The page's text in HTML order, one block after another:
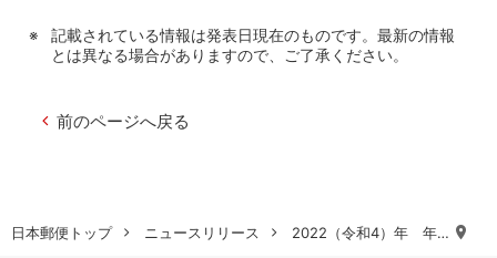
日本郵便トップ ニュースリリース 2022（令和4）年 年…
記載されている情報は発表日現在のものです。最新の情報
とは異なる場合がありますので、ご了承ください。
前のページへ戻る